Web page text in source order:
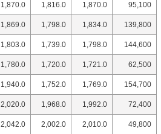
1,870.0 1,816.0 1,870.0 95,100
1,869.0 1,798.0 1,834.0 139,800
1,803.0 1,739.0 1,798.0 144,600
1,780.0 1,720.0 1,721.0 62,500
1,940.0 1,752.0 1,769.0 154,700
2,020.0 1,968.0 1,992.0 72,400
2,042.0 2,002.0 2,010.0 49,800